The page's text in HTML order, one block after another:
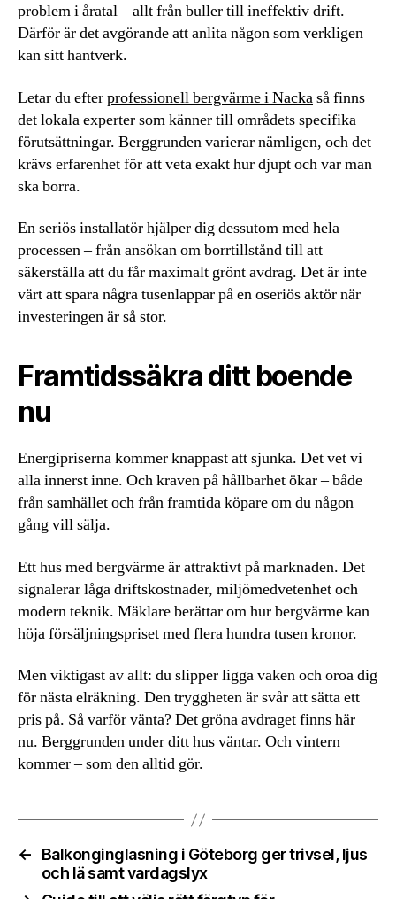
problem i åratal – allt från buller till ineffektiv drift.
Därför är det avgörande att anlita någon som verkligen
kan sitt hantverk.
Letar du efterprofessionell bergvärme i Nackaså finns
det lokala experter som känner till områdets specifika
förutsättningar. Berggrunden varierar nämligen, och det
krävs erfarenhet för att veta exakt hur djupt och var man
ska borra.
En seriös installatör hjälper dig dessutom med hela
processen – från ansökan om borrtillstånd till att
säkerställa att du får maximalt grönt avdrag. Det är inte
värt att spara några tusenlappar på en oseriös aktör när
investeringen är så stor.
Framtidssäkra ditt boende
nu
Energipriserna kommer knappast att sjunka. Det vet vi
alla innerst inne. Och kraven på hållbarhet ökar – både
från samhället och från framtida köpare om du någon
gång vill sälja.
Ett hus med bergvärme är attraktivt på marknaden. Det
signalerar låga driftskostnader, miljömedvetenhet och
modern teknik. Mäklare berättar om hur bergvärme kan
höja försäljningspriset med flera hundra tusen kronor.
Men viktigast av allt: du slipper ligga vaken och oroa dig
för nästa elräkning. Den tryggheten är svår att sätta ett
pris på. Så varför vänta? Det gröna avdraget finns här
nu. Berggrunden under ditt hus väntar. Och vintern
kommer – som den alltid gör.
←
Balkonginglasning i Göteborg ger trivsel, ljus
och lä samt vardagslyx